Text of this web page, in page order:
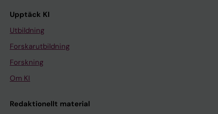
Upptäck KI
Utbildning
Forskarutbildning
Forskning
Om KI
Redaktionellt material